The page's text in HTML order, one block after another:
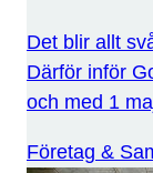
Det blir allt
Därför inför
och med 1
Företag &